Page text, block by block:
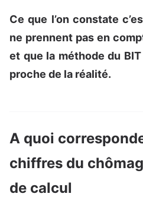
Ce que l’on constate
ne prennent pas en
et que la méthode du BIT
proche de la réalité.
A quoi
chiffres du
de calcul